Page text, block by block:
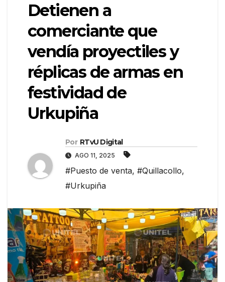
Detienen a
comerciante que
vendía proyectiles y
réplicas de armas en
festividad de
Urkupiña
Por RTvU Digital
AGO 11, 2025
#Puesto de venta, #Quillacollo,
#Urkupiña